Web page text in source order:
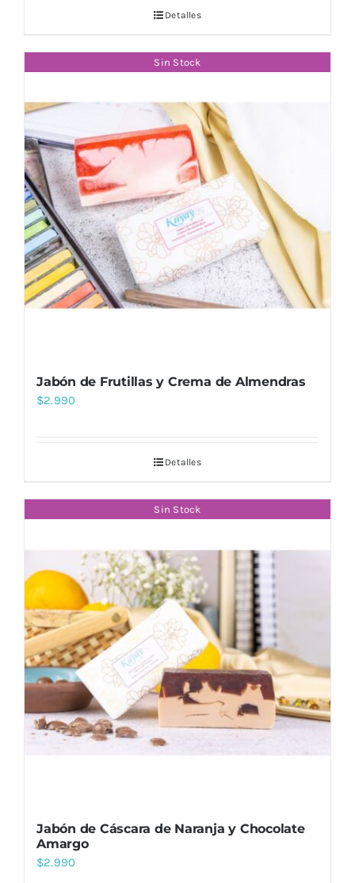
Detalles
Sin Stock
Jabón de Frutillas y Crema de Almendras
$2.990
Detalles
Sin Stock
Jabón de Cáscara de Naranja y Chocolate
Amargo
$2.990